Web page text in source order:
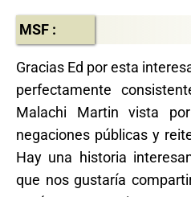
MSF :
Gracias Ed por esta
perfectamente
Malachi Martin vista
negaciones públicas y
Hay una historia
que nos gustaría